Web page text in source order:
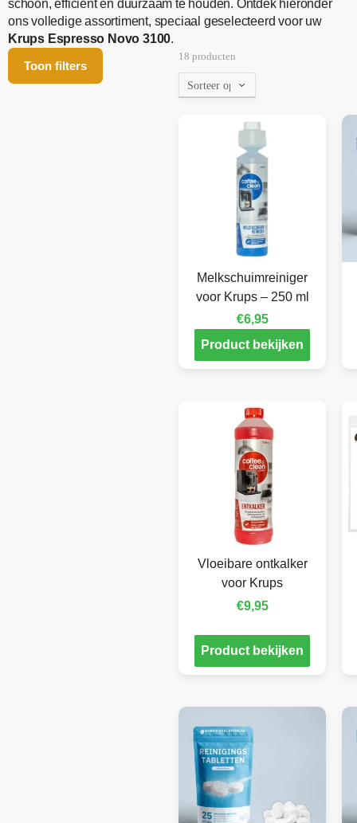
schoon, efficiënt en duurzaam te houden. Ontdek hieronder
ons volledige assortiment, speciaal geselecteerd voor uw
Krups Espresso Novo 3100.
Toon filters
18 producten
Melkschuimreiniger
voor Krups – 250 ml
€6,95
Product bekijken
Vloeibare ontkalker
voor Krups
€9,95
Product bekijken